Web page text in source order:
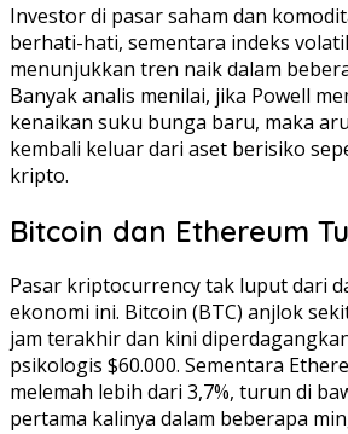
Investor di pasar saham dan
berhati-hati, sementara indeks
menunjukkan tren naik dalam
Banyak analis menilai, jika Powell
kenaikan suku bunga baru, maka
kembali keluar dari aset berisiko
kripto.
Bitcoin dan Ethereum
Pasar kriptocurrency tak luput dari
ekonomi ini. Bitcoin (BTC) anjlok
jam terakhir dan kini
psikologis $60.000. Sementara
melemah lebih dari 3,7%, turun di
pertama kalinya dalam beberapa